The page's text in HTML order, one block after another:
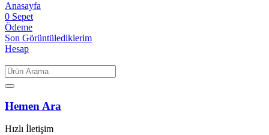
Anasayfa
0 Sepet
Ödeme
Son Görüntülediklerim
Hesap
Hemen Ara
Hızlı İletişim